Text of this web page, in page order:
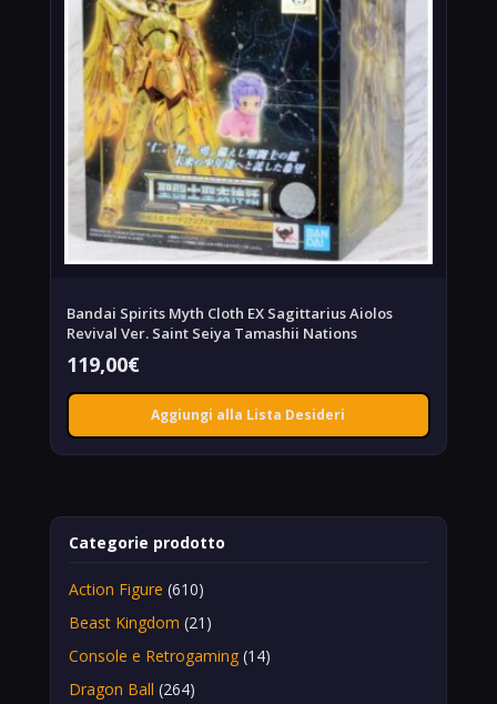
Bandai Spirits Myth Cloth EX Sagittarius Aiolos
Revival Ver. Saint Seiya Tamashii Nations
119,00€
Aggiungi alla Lista Desideri
Categorie prodotto
Action Figure (610)
Beast Kingdom (21)
Console e Retrogaming (14)
Dragon Ball (264)